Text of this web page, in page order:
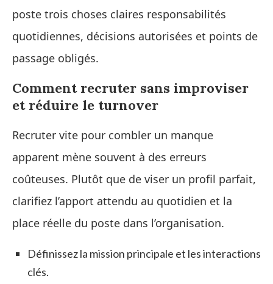
poste trois choses claires responsabilités
quotidiennes, décisions autorisées et points de
passage obligés.
Comment recruter sans improviser
et réduire le turnover
Recruter vite pour combler un manque
apparent mène souvent à des erreurs
coûteuses. Plutôt que de viser un profil parfait,
clarifiez l’apport attendu au quotidien et la
place réelle du poste dans l’organisation.
Définissez la mission principale et les interactions
clés.